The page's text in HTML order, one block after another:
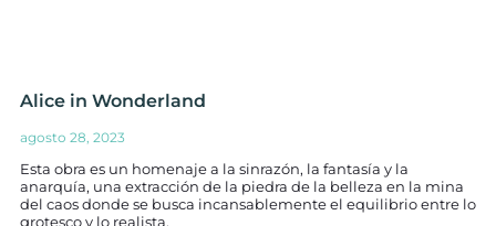
Alice in Wonderland
agosto 28, 2023
Esta obra es un homenaje a la sinrazón, la fantasía y la
anarquía, una extracción de la piedra de la belleza en la mina
del caos donde se busca incansablemente el equilibrio entre lo
grotesco y lo realista.